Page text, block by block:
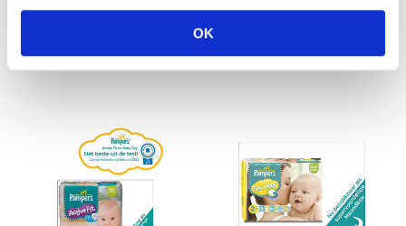
OK
Pampers Baby Dry Maxi
€12.13
6 Maandbox 124 st.
€